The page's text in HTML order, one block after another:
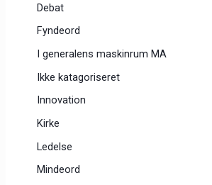
Debat
Fyndeord
I generalens maskinrum MA
Ikke katagoriseret
Innovation
Kirke
Ledelse
Mindeord